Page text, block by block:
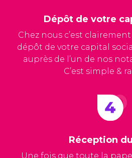
Dépôt de votre
Chez nous c’est
dépôt de votre capital
auprès de l’un de nos
C’est simple &
Réception
Une fois que toute la